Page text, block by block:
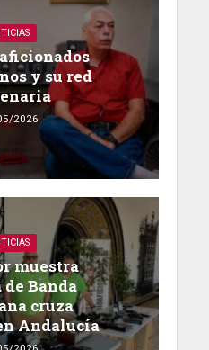
y su red
2026
muestra
de Banda
cruza
Andalucía